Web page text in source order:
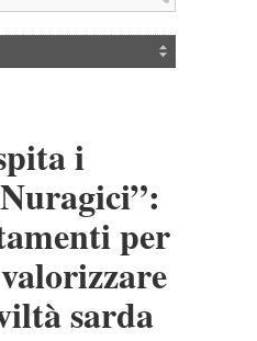
i
per
sarda